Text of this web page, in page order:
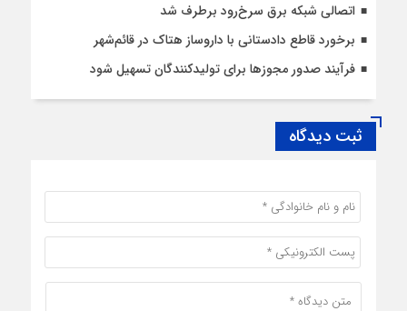
اتصالی شبکه برق سرخ‌رود برطرف شد
برخورد قاطع دادستانی با داروساز هتاک در قائم‌شهر
فرآیند صدور مجوزها برای تولیدکنندگان تسهیل شود
ثبت دیدگاه